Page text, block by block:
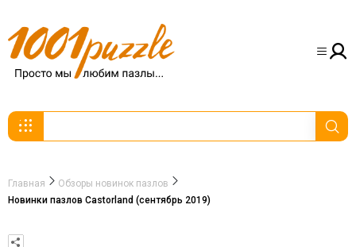
Главная
Обзоры новинок пазлов
Новинки пазлов Castorland (сентябрь 2019)